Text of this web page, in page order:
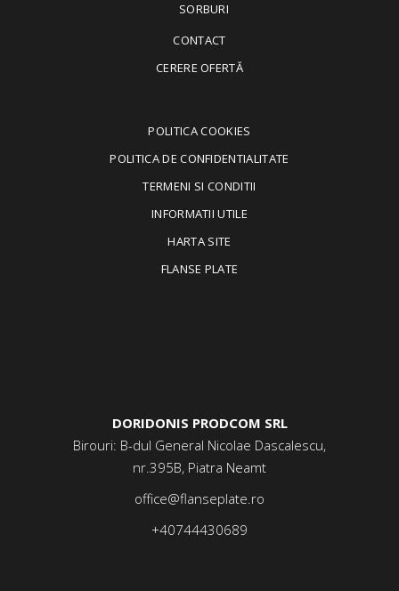
SORBURI
CONTACT
CERERE OFERTĂ
POLITICA COOKIES
POLITICA DE CONFIDENTIALITATE
TERMENI SI CONDITII
INFORMATII UTILE
HARTA SITE
FLANSE PLATE
DORIDONIS PRODCOM SRL
Birouri: B-dul General Nicolae Dascalescu,
nr.395B, Piatra Neamt
office@flanseplate.ro
+40744430689